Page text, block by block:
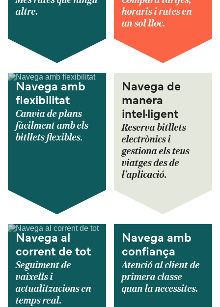
altre.
horaris i rutes en
un sol lloc.
Navega amb
flexibilitat
Canvia de plans
fàcilment amb els
bitllets flexibles.
Navega de
manera
intel·ligent
Reserva bitllets
electrònics i
gestiona els teus
viatges des de
l'aplicació.
Navega al
corrent de tot
Seguiment de
vaixells i
actualitzacions en
temps real.
Navega amb
confiança
Atenció al client de
primera classe
quan la necessites.